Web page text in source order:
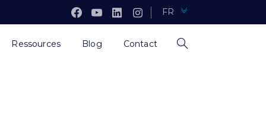
FR
Ressources Blog Contact